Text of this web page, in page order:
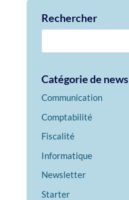
Rechercher
Catégorie de news
Communication
Comptabilité
Fiscalité
Informatique
Newsletter
Starter